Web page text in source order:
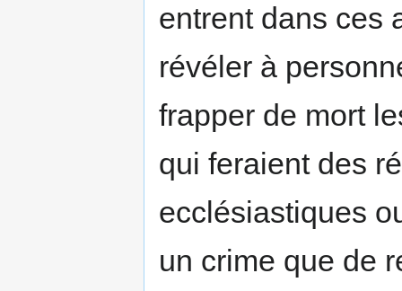
entrent dans ces
révéler à
frapper de mort
qui feraient des
ecclésiastiques
un crime que de